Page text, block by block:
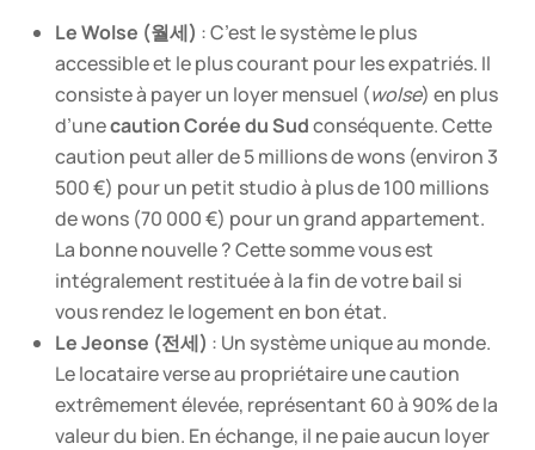
Le Wolse (월세) : C’est le système le plus
accessible et le plus courant pour les expatriés. Il
consiste à payer un loyer mensuel (wolse) en plus
d’unecaution Corée du Sudconséquente. Cette
caution peut aller de 5 millions de wons (environ 3
500 €) pour un petit studio à plus de 100 millions
de wons (70 000 €) pour un grand appartement.
La bonne nouvelle ? Cette somme vous est
intégralement restituée à la fin de votre bail si
vous rendez le logement en bon état.
Le Jeonse (전세) : Un système unique au monde.
Le locataire verse au propriétaire une caution
extrêmement élevée, représentant 60 à 90% de la
valeur du bien. En échange, il ne paie aucun loyer